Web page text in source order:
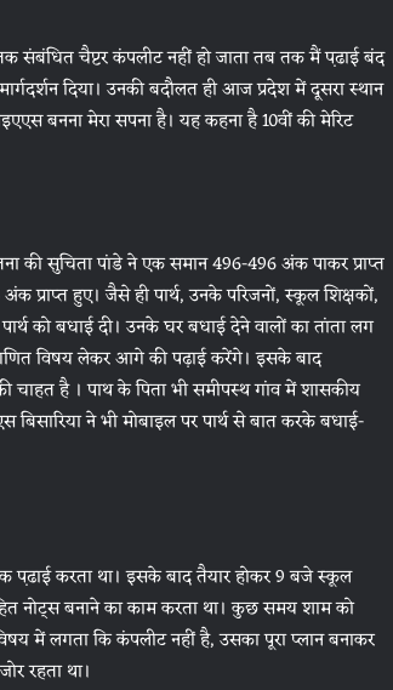
संबंधित चैप्टर कंपलीट नहीं हो जाता तब तक मैं प़ढाई बंद
दिया। उनकी बदौलत ही आज प्रदेश में दूसरा स्थान
बनना मेरा सपना है। यह कहना है 10वीं की मेरिट
की सुचिता पांडे ने एक समान 496-496 अंक पाकर प्राप्त
प्राप्त हुए। जैसे ही पार्थ, उनके परिजनों, स्कूल शिक्षकों,
को बधाई दी। उनके घर बधाई देने वालों का तांता लग
गणित विषय लेकर आगे की पढ़ाई करेंगे। इसके बाद
है । पाथ के पिता भी समीपस्थ गांव में शासकीय
ने भी मोबाइल पर पार्थ से बात करके बधाई-
प़ढाई करता था। इसके बाद तैयार होकर 9 बजे स्कूल
नोट्स बनाने का काम करता था। कुछ समय शाम को
में लगता कि कंपलीट नहीं है, उसका पूरा प्लान बनाकर
रहता था।